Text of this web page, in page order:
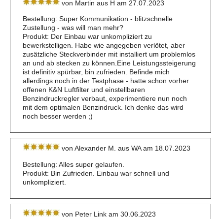
von Martin aus H am 27.07.2023
Bestellung: Super Kommunikation - blitzschnelle
Zustellung - was will man mehr?
Produkt: Der Einbau war unkompliziert zu
bewerkstelligen. Habe wie angegeben verlötet, aber
zusätzliche Steckverbinder mit installiert um problemlos
an und ab stecken zu können.Eine Leistungssteigerung
ist definitiv spürbar, bin zufrieden. Befinde mich
allerdings noch in der Testphase - hatte schon vorher
offenen K&N Luftfilter und einstellbaren
Benzindruckregler verbaut, experimentiere nun noch
mit dem optimalen Benzindruck. Ich denke das wird
noch besser werden ;)
von Alexander M. aus WA am 18.07.2023
Bestellung: Alles super gelaufen.
Produkt: Bin Zufrieden. Einbau war schnell und
unkompliziert.
von Peter Link am 30.06.2023